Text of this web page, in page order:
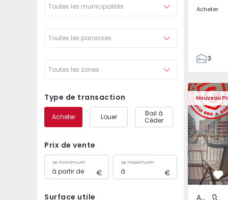
Toutes les municipalités
Toutes les paroisses
Toutes les zones
Type de transaction
Acheter Louer
Bail à
Céder
Prix de vente
Le minimum Le maximum
Surface utile
Acheter
3
74
74
3
Nouveau
Appartement T1
Appartement